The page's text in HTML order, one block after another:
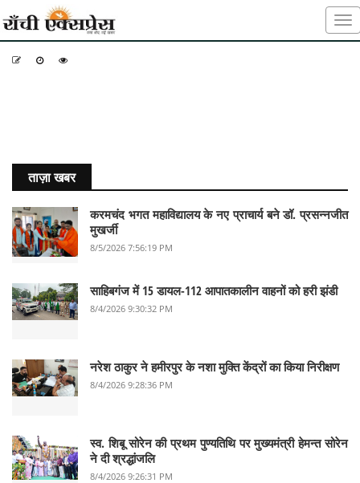
ताज़ा खबर
करमचंद भगत महाविद्यालय के नए प्राचार्य बने डॉ. प्रसन्नजीत
मुखर्जी
8/5/2026 7:56:19 PM
साहिबगंज में 15 डायल-112 आपातकालीन वाहनों को हरी झंडी
8/4/2026 9:30:32 PM
नरेश ठाकुर ने हमीरपुर के नशा मुक्ति केंद्रों का किया निरीक्षण
8/4/2026 9:28:36 PM
स्व. शिबू सोरेन की प्रथम पुण्यतिथि पर मुख्यमंत्री हेमन्त सोरेन
ने दी श्रद्धांजलि
8/4/2026 9:26:31 PM